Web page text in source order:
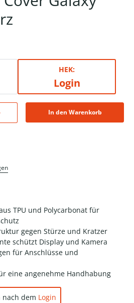
HEK:
Login
In den Warenkorb
TPU und Polycarbonat für
gegen Stürze und Kratzer
schützt Display und Kamera
für Anschlüsse und
eine angenehme Handhabung
dem Login